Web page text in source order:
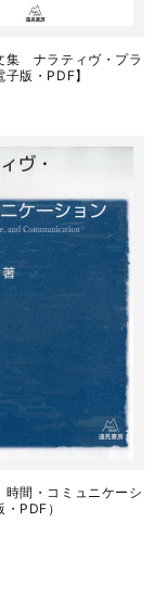
集 ナラティヴ・プラ
版・PDF】
時間・コミュニケーシ
PDF）